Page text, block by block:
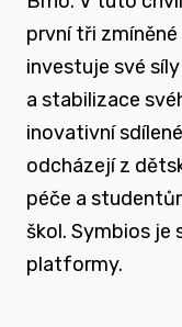
nést a
vyrůstali
rozvíjet
spojené se
podporovat
první tři
investuje své
a stabilizace
inovativní
odcházejí z
péče a
škol. Symbios je
platformy.